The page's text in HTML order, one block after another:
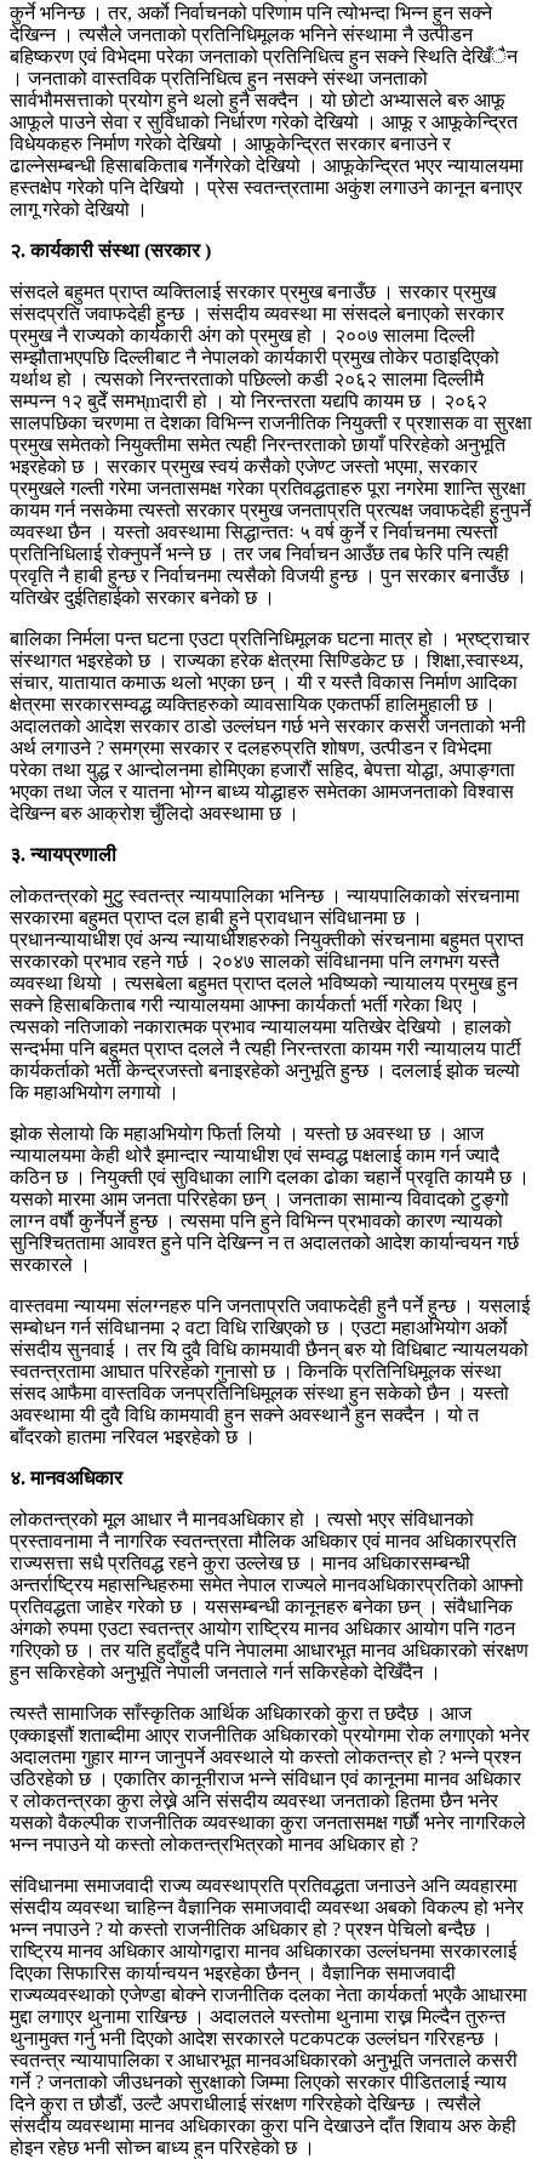
कुर्ने भनिन्छ । तर, अर्काे निर्वाचनको परिणाम पनि त्योभन्दा भिन्न हुन सक्ने
देखिन्न । त्यसैले जनताको प्रतिनिधिमूलक भनिने संस्थामा नै उत्पीडन
बहिष्करण एवं विभेदमा परेका जनताको प्रतिनिधित्व हुन सक्ने स्थिति देखिँैन
। जनताको वास्तविक प्रतिनिधित्व हुन नसक्ने संस्था जनताको
सार्वभौमसत्ताको प्रयोग हुने थलो हुनै सक्दैन । यो छोटो अभ्यासले बरु आफू
आफूले पाउने सेवा र सुविधाको निर्धारण गरेको देखियो । आफू र आफूकेन्द्रित
विधेयकहरु निर्माण गरेको देखियो । आफूकेन्द्रित सरकार बनाउने र
ढाल्नेसम्बन्धी हिसाबकिताब गर्नेगरेको देखियो । आफूकेन्द्रित भएर न्यायालयमा
हस्तक्षेप गरेको पनि देखियो । प्रेस स्वतन्त्रतामा अकुंश लगाउने कानून बनाएर
लागू गरेको देखियो ।
२. कार्यकारी संस्था (सरकार )
संसदले बहुमत प्राप्त व्यक्तिलाई सरकार प्रमुख बनाउँछ । सरकार प्रमुख
संसदप्रति जवाफदेही हुन्छ । संसदीय व्यवस्था मा संसदले बनाएको सरकार
प्रमुख नै राज्यको कार्यकारी अंग को प्रमुख हो । २००७ सालमा दिल्ली
सम्झौताभएपछि दिल्लीबाट नै नेपालको कार्यकारी प्रमुख तोकेर पठाइदिएको
यर्थाथ हो । त्यसको निरन्तरताको पछिल्लो कडी २०६२ सालमा दिल्लीमै
सम्पन्न १२ बुदेँ समभ्mदारी हो । यो निरन्तरता यद्यपि कायम छ । २०६२
सालपछिका चरणमा त देशका विभिन्न राजनीतिक नियुक्ती र प्रशासक वा सुरक्षा
प्रमुख समेतको नियुक्तीमा समेत त्यही निरन्तरताको छायाँ परिरहेको अनुभूति
भइरहेको छ । सरकार प्रमुख स्वयं कसैको एजेण्ट जस्तो भएमा, सरकार
प्रमुखले गल्ती गरेमा जनतासमक्ष गरेका प्रतिवद्धताहरु पूरा नगरेमा शान्ति सुरक्षा
कायम गर्न नसकेमा त्यस्तो सरकार प्रमुख जनताप्रति प्रत्यक्ष जवाफदेही हुनुपर्ने
व्यवस्था छैन । यस्तो अवस्थामा सिद्धान्ततः ५ वर्ष कुर्ने र निर्वाचनमा त्यस्तो
प्रतिनिधिलाई रोक्नुपर्ने भन्ने छ । तर जब निर्वाचन आउँछ तब फेरि पनि त्यही
प्रवृति नै हाबी हुन्छ र निर्वाचनमा त्यसैको विजयी हुन्छ । पुन सरकार बनाउँछ ।
यतिखेर दुईतिहाईको सरकार बनेको छ ।
बालिका निर्मला पन्त घटना एउटा प्रतिनिधिमूलक घटना मात्र हो । भ्रष्ट्राचार
संस्थागत भइरहेको छ । राज्यका हरेक क्षेत्रमा सिण्डिकेट छ । शिक्षा,स्वास्थ्य,
संचार, यातायात कमाऊ थलो भएका छन् । यी र यस्तै विकास निर्माण आदिका
क्षेत्रमा सरकारसम्वद्ध व्यक्तिहरुको व्यावसायिक एकतर्फी हालिमुहाली छ ।
अदालतको आदेश सरकार ठाडो उल्लंघन गर्छ भने सरकार कसरी जनताको भनी
अर्थ लगाउने ? समग्रमा सरकार र दलहरुप्रति शोषण, उत्पीडन र विभेदमा
परेका तथा युद्ध र आन्दोलनमा होमिएका हजारौं सहिद, बेपत्ता योद्धा, अपाङ्गता
भएका तथा जेल र यातना भोग्न बाध्य योद्धाहरु समेतका आमजनताको विश्वास
देखिन्न बरु आक्रोश चुँलिदो अवस्थामा छ ।
३. न्यायप्रणाली
लोकतन्त्रको मुटु स्वतन्त्र न्यायपालिका भनिन्छ । न्यायपालिकाको संरचनामा
सरकारमा बहुमत प्राप्त दल हाबी हुने प्रावधान संविधानमा छ ।
प्रधानन्यायाधीश एवं अन्य न्यायाधीशहरुको नियुक्तीको संरचनामा बहुमत प्राप्त
सरकारको प्रभाव रहने गर्छ । २०४७ सालको संविधानमा पनि लगभग यस्तै
व्यवस्था थियो । त्यसबेला बहुमत प्राप्त दलले भविष्यको न्यायालय प्रमुख हुन
सक्ने हिसाबकिताब गरी न्यायालयमा आफ्ना कार्यकर्ता भर्ती गरेका थिए ।
त्यसको नतिजाको नकारात्मक प्रभाव न्यायालयमा यतिखेर देखियो । हालको
सन्दर्भमा पनि बहुमत प्राप्त दलले नै त्यही निरन्तरता कायम गरी न्यायालय पार्टी
कार्यकर्ताको भर्ती केन्द्रजस्तो बनाइरहेको अनुभूति हुन्छ । दललाई झोक चल्यो
कि महाअभियोग लगायो ।
झोक सेलायो कि महाअभियोग फिर्ता लियो । यस्तो छ अवस्था छ । आज
न्यायालयमा केही थोरै इमान्दार न्यायाधीश एवं सम्वद्ध पक्षलाई काम गर्न ज्यादै
कठिन छ । नियुक्ती एवं सुविधाका लागि दलका ढोका चहार्ने प्रवृति कायमै छ ।
यसको मारमा आम जनता परिरहेका छन् । जनताका सामान्य विवादको टुङ्गो
लाग्न वर्षाै कुर्नेपर्ने हुन्छ । त्यसमा पनि हुने विभिन्न प्रभावको कारण न्यायको
सुनिश्चिततामा आवश्त हुने पनि देखिन्न न त अदालतको आदेश कार्यान्वयन गर्छ
सरकारले ।
वास्तवमा न्यायमा संलग्नहरु पनि जनताप्रति जवाफदेही हुनै पर्ने हुन्छ । यसलाई
सम्बोधन गर्न संविधानमा २ वटा विधि राखिएको छ । एउटा महाअभियोग अर्काे
संसदीय सुनवाई । तर यि दुवै विधि कामयावी छैनन् बरु यो विधिबाट न्यायलयको
स्वतन्त्रतामा आघात परिरहेको गुनासो छ । किनकि प्रतिनिधिमूलक संस्था
संसद आफैमा वास्तविक जनप्रतिनिधिमूलक संस्था हुन सकेको छैन । यस्तो
अवस्थामा यी दुवै विधि कामयावी हुन सक्ने अवस्थानै हुन सक्दैन । यो त
बाँदरको हातमा नरिवल भइरहेको छ ।
४. मानवअधिकार
लोकतन्त्रको मूल आधार नै मानवअधिकार हो । त्यसो भएर संविधानको
प्रस्तावनामा नै नागरिक स्वतन्त्रता मौलिक अधिकार एवं मानव अधिकारप्रति
राज्यसत्ता सधै प्रतिवद्ध रहने कुरा उल्लेख छ । मानव अधिकारसम्बन्धी
अन्तर्राष्ट्रिय महासन्धिहरुमा समेत नेपाल राज्यले मानवअधिकारप्रतिको आफ्नो
प्रतिवद्धता जाहेर गरेको छ । यससम्बन्धी कानूनहरु बनेका छन् । संवैधानिक
अंगको रुपमा एउटा स्वतन्त्र आयोग राष्ट्रिय मानव अधिकार आयोग पनि गठन
गरिएको छ । तर यति हुदाँहुदै पनि नेपालमा आधारभूत मानव अधिकारको संरक्षण
हुन सकिरहेको अनुभूति नेपाली जनताले गर्न सकिरहेको देखिँदैन ।
त्यस्तै सामाजिक साँस्कृतिक आर्थिक अधिकारको कुरा त छदैछ । आज
एक्काइसौं शताब्दीमा आएर राजनीतिक अधिकारको प्रयोगमा रोक लगाएको भनेर
अदालतमा गुहार माग्न जानुपर्ने अवस्थाले यो कस्तो लोकतन्त्र हो ? भन्ने प्रश्न
उठिरहेको छ । एकातिर कानूनीराज भन्ने संविधान एवं कानूनमा मानव अधिकार
र लोकतन्त्रका कुरा लेख्ने अनि संसदीय व्यवस्था जनताको हितमा छैन भनेर
यसको वैकल्पीक राजनीतिक व्यवस्थाका कुरा जनतासमक्ष गर्छाै भनेर नागरिकले
भन्न नपाउने यो कस्तो लोकतन्त्रभित्रको मानव अधिकार हो ?
संविधानमा समाजवादी राज्य व्यवस्थाप्रति प्रतिवद्धता जनाउने अनि व्यवहारमा
संसदीय व्यवस्था चाहिन्न वैज्ञानिक समाजवादी व्यवस्था अबको विकल्प हो भनेर
भन्न नपाउने ? यो कस्तो राजनीतिक अधिकार हो ? प्रश्न पेचिलो बन्दैछ ।
राष्ट्रिय मानव अधिकार आयोगद्वारा मानव अधिकारका उल्लंघनमा सरकारलाई
दिएका सिफारिस कार्यान्वयन भइरहेका छैनन् । वैज्ञानिक समाजवादी
राज्यव्यवस्थाको एजेण्डा बोक्ने राजनीतिक दलका नेता कार्यकर्ता भएकै आधारमा
मुद्दा लगाएर थुनामा राखिन्छ । अदालतले यस्तोमा थुनामा राख्न मिल्दैन तुरुन्त
थुनामुक्त गर्नु भनी दिएको आदेश सरकारले पटकपटक उल्लंघन गरिरहन्छ ।
स्वतन्त्र न्यायापालिका र आधारभूत मानवअधिकारको अनुभूति जनताले कसरी
गर्ने ? जनताको जीउधनको सुरक्षाको जिम्मा लिएको सरकार पीडितलाई न्याय
दिने कुरा त छौडौं, उल्टै अपराधीलाई संरक्षण गरिरहेको देखिन्छ । त्यसैले
संसदीय व्यवस्थामा मानव अधिकारका कुरा पनि देखाउने दाँत शिवाय अरु केही
होइन रहेछ भनी सोच्न बाध्य हुन परिरहेको छ ।